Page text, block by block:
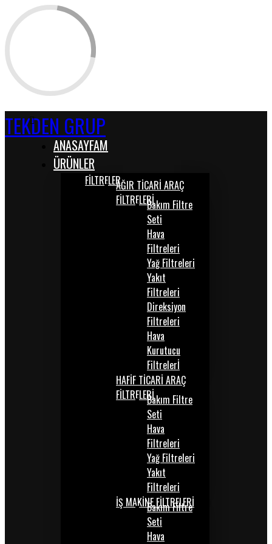
TEKDEN GRUP
ANASAYFAM
ÜRÜNLER
FİLTRELERAĞIR TİCARİ ARAÇ
FİLTRELERİBakım Filtre
Seti
Hava
Filtreleri
Yağ Filtreleri
Yakıt
Filtreleri
Direksiyon
Filtreleri
Hava
Kurutucu
Filtrelerİ
HAFİF TİCARİ ARAÇ
FİLTRELERİBakım Filtre
Seti
Hava
Filtreleri
Yağ Filtreleri
Yakıt
Filtreleri
İŞ MAKİNE FİLTRELERİ
Bakım Filtre
Seti
Hava